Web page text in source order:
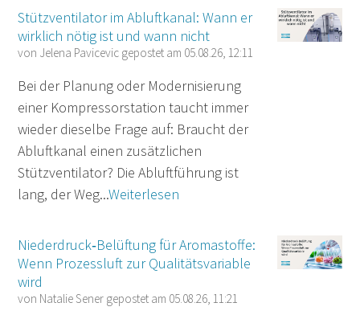
Stützventilator im Abluftkanal: Wann er
wirklich nötig ist und wann nicht
von Jelena Pavicevic gepostet am 05.08.26, 12:11
Bei der Planung oder Modernisierung
einer Kompressorstation taucht immer
wieder dieselbe Frage auf: Braucht der
Abluftkanal einen zusätzlichen
Stützventilator? Die Abluftführung ist
lang, der Weg...Weiterlesen
Niederdruck‑Belüftung für Aromastoffe:
Wenn Prozessluft zur Qualitätsvariable
wird
von Natalie Sener gepostet am 05.08.26, 11:21